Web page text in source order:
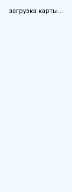
загрузка карты...